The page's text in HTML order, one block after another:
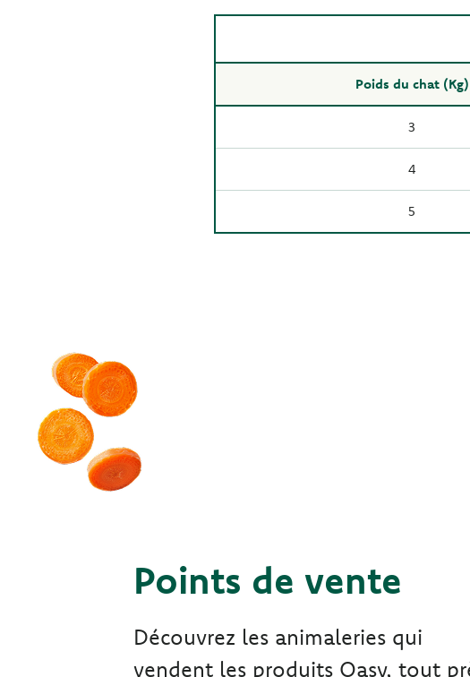
Poids du chat (Kg)
3
4
5
Points de vente
Découvrez les animaleries qui
vendent les produits Oasy, tout